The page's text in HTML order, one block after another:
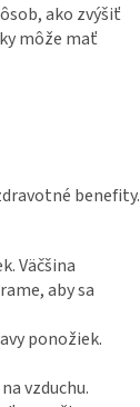
ako zvýšiť
môže mať
benefity.
Väčšina
aby sa
ponožiek.
vzduchu.